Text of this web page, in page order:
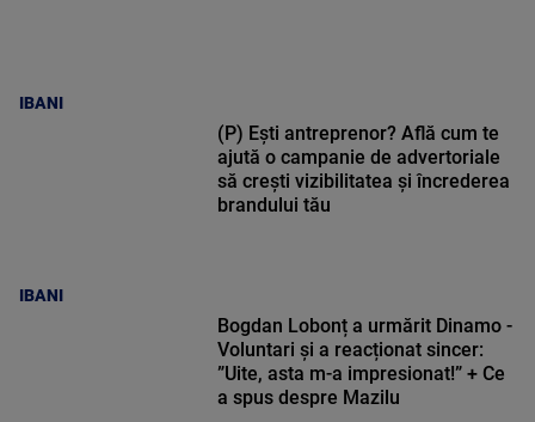
IBANI
IBANI
(P) Ești antreprenor? Află cum te
ajută o campanie de advertoriale
să crești vizibilitatea și încrederea
brandului tău
Bogdan Lobonț a urmărit Dinamo -
Voluntari și a reacționat sincer:
”Uite, asta m-a impresionat!” + Ce
a spus despre Mazilu